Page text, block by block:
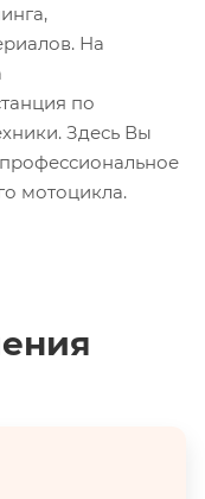
На
по
Здесь Вы
мотоцикла.